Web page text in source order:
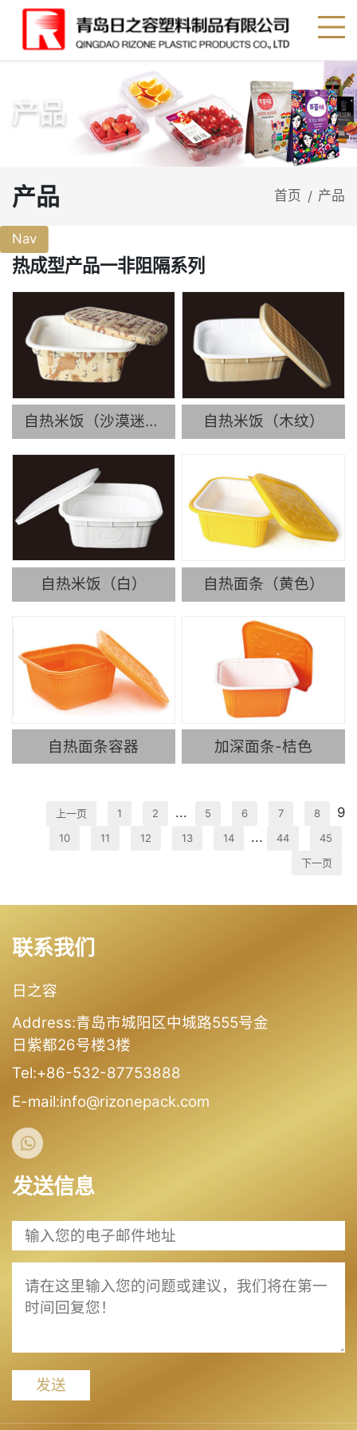
产品
产品 首页 / 产品
Nav
热成型产品一非阻隔系列
自热米饭（沙漠迷彩） 自热米饭（木纹）
自热米饭（白） 自热面条（黄色）
自热面条容器 加深面条-桔色
上一页 1 2 ... 5 6 7 8 9
10 11 12 13 14 ... 44
45
下一页
联系我们
日之容
Address:青岛市城阳区中城路555号金
日紫都26号楼3楼
Tel:+86-532-87753888
E-mail:info@rizonepack.com
发送信息
发送